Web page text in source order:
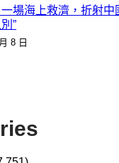
場海上救濟，折射中
”
8 日